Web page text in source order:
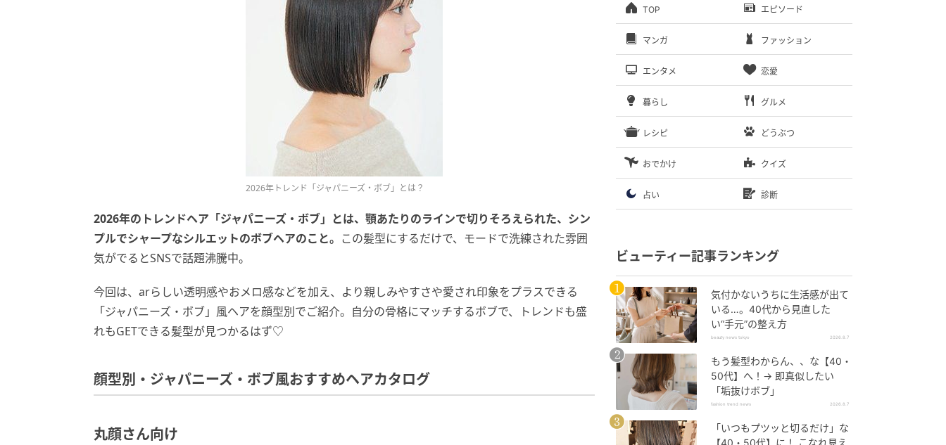
2026年トレンド「ジャパニーズ・ボブ」とは？
2026年のトレンドヘア「ジャパニーズ・ボブ」とは、顎あたりのラインで切りそろえられた、シン
プルでシャープなシルエットのボブヘアのこと。 この髪型にするだけで、モードで洗練された雰囲
気がでるとSNSで話題沸騰中。
今回は、arらしい透明感やおメロ感などを加え、より親しみやすさや愛され印象をプラスできる
「ジャパニーズ・ボブ」風ヘアを顔型別でご紹介。自分の骨格にマッチするボブで、トレンドも盛
れもGETできる髪型が見つかるはず♡
顔型別・ジャパニーズ・ボブ風おすすめヘアカタログ
丸顔さん向け
TOP エピソード
マンガ ファッション
エンタメ 恋愛
暮らし グルメ
レシピ どうぶつ
おでかけ クイズ
占い 診断
ビューティー記事ランキング
気付かないうちに生活感が出て
いる…。40代から見直した
い“手元”の整え方
beauty news tokyo 2026.8.7
もう髪型わからん、、な【40・
50代】へ！→ 即真似したい
「垢抜けボブ」
fashion trend news 2026.8.7
「いつもプツッと切るだけ」な
【40・50代】に！ こなれ見え